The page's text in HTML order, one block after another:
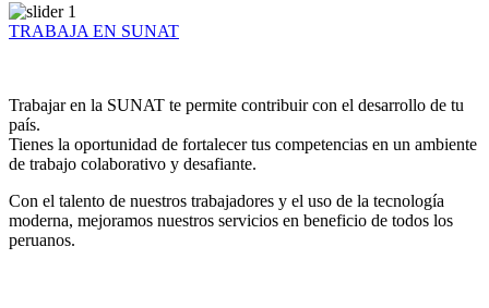
TRABAJA EN SUNAT
Trabajar en la SUNAT te permite contribuir con el desarrollo de tu
país.
Tienes la oportunidad de fortalecer tus competencias en un ambiente
de trabajo colaborativo y desafiante.
Con el talento de nuestros trabajadores y el uso de la tecnología
moderna, mejoramos nuestros servicios en beneficio de todos los
peruanos.